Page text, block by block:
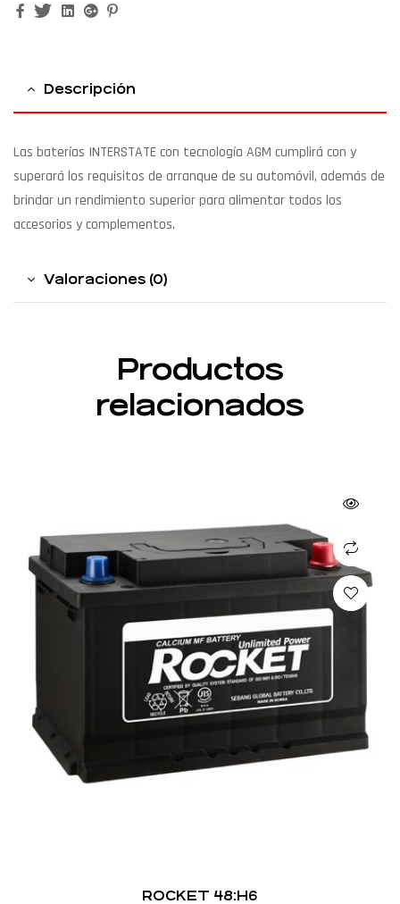
FacebookTwitterLinkedinGoogle+
Descripción
Las baterías INTERSTATE con tecnología AGM cumplirá con y
superará los requisitos de arranque de su automóvil, además de
brindar un rendimiento superior para alimentar todos los
accesorios y complementos.
Valoraciones (0)
Productos
relacionados
ROCKET 48:H6